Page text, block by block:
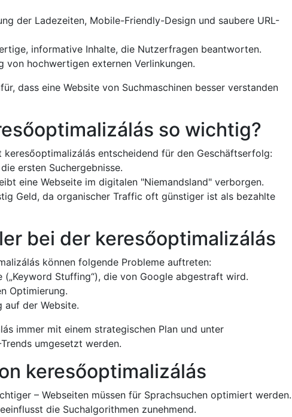
der Ladezeiten, Mobile-Friendly-Design und saubere URL-
informative Inhalte, die Nutzerfragen beantworten.
von hochwertigen externen Verlinkungen.
dass eine Website von Suchmaschinen besser verstanden
so wichtig?
entscheidend für den Geschäftserfolg:
ersten Suchergebnisse.
eine Webseite im digitalen "Niemandsland" verborgen.
Geld, da organischer Traffic oft günstiger ist als bezahlte
bei der keresőoptimalizálás
können folgende Probleme auftreten:
Stuffing“), die von Google abgestraft wird.
Optimierung.
auf der Website.
immer mit einem strategischen Plan und unter
umgesetzt werden.
keresőoptimalizálás
– Webseiten müssen für Sprachsuchen optimiert werden.
die Suchalgorithmen zunehmend.